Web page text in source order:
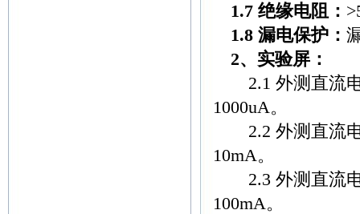
1.7 绝缘电阻：
1.8 漏电保护：
2、实验屏：
2.1 外测直流电
1000uA。
2.2 外测直流电
10mA。
2.3 外测直流电
100mA。